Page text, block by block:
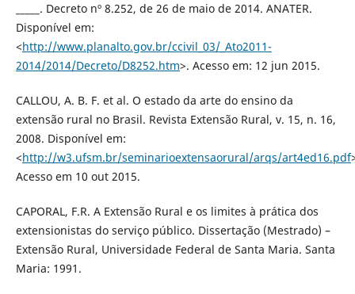
_____. Decreto nº 8.252, de 26 de maio de 2014. ANATER.
Disponível em:
<http://www.planalto.gov.br/ccivil_03/_Ato2011-
2014/2014/Decreto/D8252.htm>. Acesso em: 12 jun 2015.
CALLOU, A. B. F. et al. O estado da arte do ensino da
extensão rural no Brasil. Revista Extensão Rural, v. 15, n. 16,
2008. Disponível em:
<http://w3.ufsm.br/seminarioextensaorural/arqs/art4ed16.pdf
Acesso em 10 out 2015.
CAPORAL, F.R. A Extensão Rural e os limites à prática dos
extensionistas do serviço público. Dissertação (Mestrado) –
Extensão Rural, Universidade Federal de Santa Maria. Santa
Maria: 1991.